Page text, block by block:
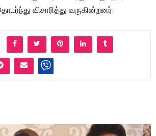
விசாரித்து வருகின்றனர்.